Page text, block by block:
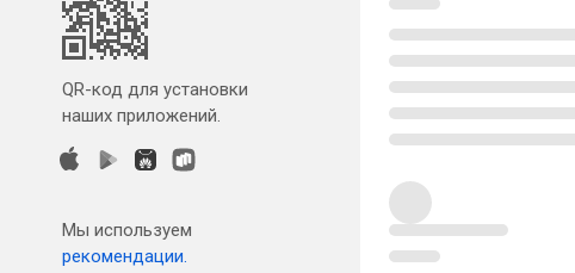
QR-код для установки
наших приложений.
Мы используем
рекомендации.